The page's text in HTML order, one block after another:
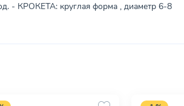
- КРОКЕТА: круглая форма , диаметр 6-8